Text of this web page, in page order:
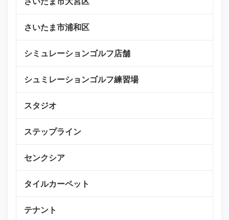
さいたま市浦和区
シミュレーションゴルフ店舗
シュミレーションゴルフ練習場
スタジオ
ステップライン
センクシア
タイルカーペット
テナント